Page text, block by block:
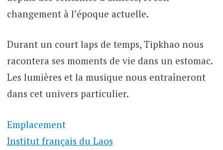
changement à l’époque actuelle.
Durant un court laps de temps, Tipkhao nous
racontera ses moments de vie dans un estomac.
Les lumières et la musique nous entraîneront
dans cet univers particulier.
Emplacement
Institut français du Laos